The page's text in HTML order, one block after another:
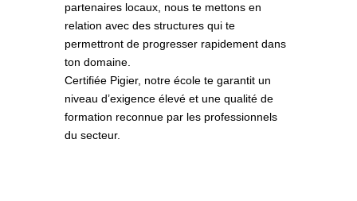
partenaires locaux, nous te mettons en
relation avec des structures qui te
permettront de progresser rapidement dans
ton domaine.
Certifiée Pigier, notre école te garantit un
niveau d’exigence élevé et une qualité de
formation reconnue par les professionnels
du secteur.